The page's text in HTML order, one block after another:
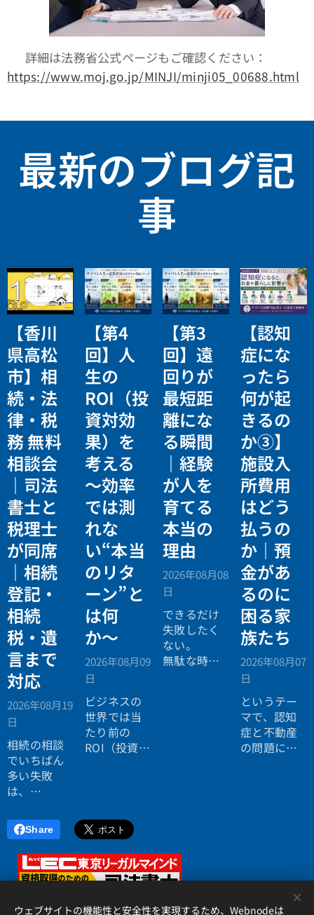
✅ 詳細は法務省公式ページもご確認ください：
https://www.moj.go.jp/MINJI/minji05_00688.html
最新のブログ記
事
【香川
県高松
市】相
続・法
律・税
務 無料
相談会
｜司法
書士と
税理士
が同席
｜相続
登記・
相続
税・遺
言まで
対応
2026年08月19
日
相続の相談
でいちばん
多い失敗
は、
行ったら登
記の話がで
きず、司法
書士に行っ
たら税金が
【第4
回】人
生の
ROI（投
資対効
果）を
考える
〜効率
では測
れな
い“本当
のリタ
ーン”と
は何
か〜
2026年08月09
日
ビジネスの
世界では当
たり前の
ROI（投資対
広がってい
ます。
【第3
回】遠
回りが
最短距
離にな
る瞬間
｜経験
が人を
育てる
本当の
理由
2026年08月08
日
できるだけ
失敗したく
ない。
無駄な時間
【認知
症にな
ったら
何が起
きるの
か③】
施設入
所費用
はどう
払うの
か｜預
金があ
るのに
困る家
族たち
2026年08月07
日
というテー
マで、認知
症と不動産
の問題につ
Share
ウェブサイトの機能性と安全性を実現するため、Webnodeは